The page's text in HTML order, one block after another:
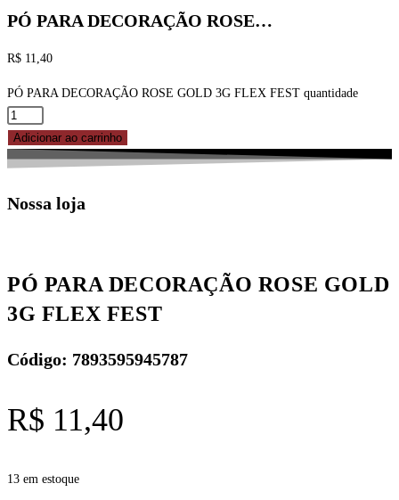
PÓ PARA DECORAÇÃO ROSE…
R$ 11,40
PÓ PARA DECORAÇÃO ROSE GOLD 3G FLEX FEST quantidade
Adicionar ao carrinho
Nossa loja
PÓ PARA DECORAÇÃO ROSE GOLD
3G FLEX FEST
Código: 7893595945787
R$ 11,40
13 em estoque